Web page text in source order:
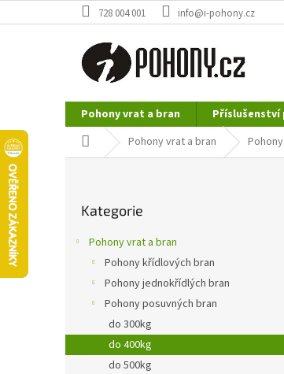
na
728 004 001 info@i-pohony.cz
Pohony vrat a bran Příslušenství
Nerezové polotovary
Hutní
Domů Pohony vrat a bran
a
n
kategorie
Kategorie
Pohony vrat a bran
Pohony křídlových bran
Pohony jednokřídlých bran
Pohony posuvných bran
do 300kg
do 400kg
do 500kg